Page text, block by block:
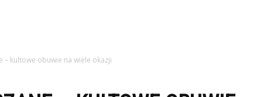
– kultowe obuwie na wiele okazji